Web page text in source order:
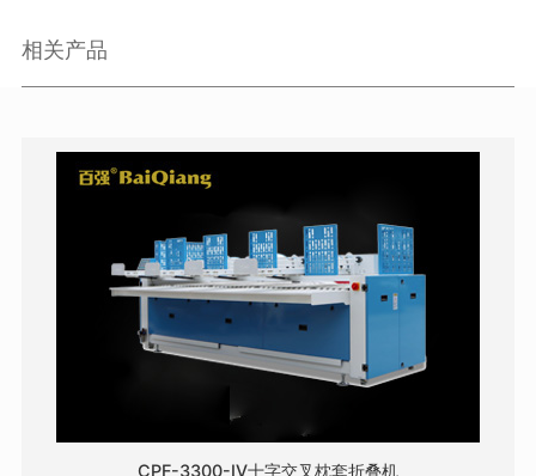
相关产品
CPF-3300-IV十字交叉枕套折叠机